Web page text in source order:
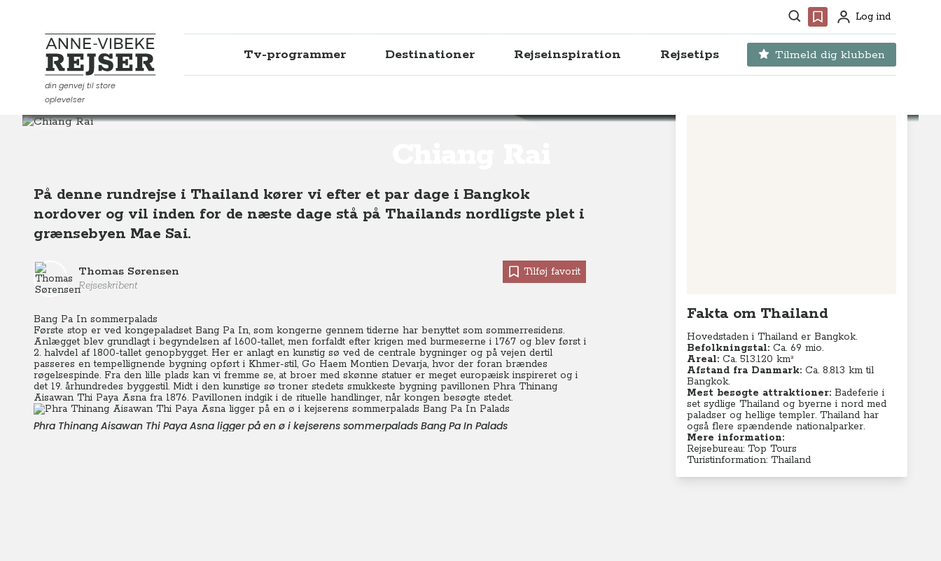
Søg Favoritter
ProfilLog ind
Anne-Vibeke Rejser
din genvej til store
oplevelser
Tv-programmer Destinationer Rejseinspiration Rejsetips Tilmeld dig klubben
Destinationer
På denne rundrejse i Thailand kører vi efter et par dage i Bangkok
nordover og vil inden for de næste dage stå på Thailands nordligste plet i
grænsebyen Mae Sai.
Thomas Sørensen
Rejseskribent
Tilføj favorit
Bang Pa In sommerpalads
Første stop er ved kongepaladset Bang Pa In, som kongerne gennem tiderne har benyttet som sommerresidens.
Anlægget blev grundlagt i begyndelsen af 1600-tallet, men forfaldt efter krigen med burmeserne i 1767 og blev først i
2. halvdel af 1800-tallet genopbygget. Her er anlagt en kunstig sø ved de centrale bygninger og på vejen dertil
passeres en tempellignende bygning opført i Khmer-stil, Go Haem Montien Devarja, hvor der foran brændes
røgelsespinde. Fra den lille plads kan vi fremme se, at broer med skønne statuer er meget europæisk inspireret og i
det 19. århundredes byggestil. Midt i den kunstige sø troner stedets smukkeste bygning pavillonen Phra Thinang
Aisawan Thi Paya Asna fra 1876. Pavillonen indgik i de rituelle handlinger, når kongen besøgte stedet.
Phra Thinang Aisawan Thi Paya Asna ligger på en ø i kejserens sommerpalads Bang Pa In Palads
Fakta om Thailand
Hovedstaden i Thailand er Bangkok.
Befolkningstal: Ca. 69 mio.
Areal: Ca. 513.120 km²
Afstand fra Danmark: Ca. 8.813 km til
Bangkok.
Mest besøgte attraktioner: Badeferie i
set sydlige Thailand og byerne i nord med
paladser og hellige templer. Thailand har
også flere spændende nationalparker.
Mere information:
Rejsebureau: Top Tours
Turistinformation: Thailand